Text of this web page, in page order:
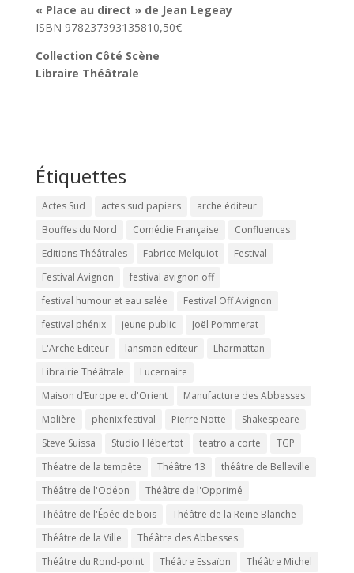
« Place au direct » de Jean Legeay
ISBN 978237393135810,50€
Collection Côté Scène
Libraire Théâtrale
Étiquettes
Actes Sud actes sud papiers
arche éditeur
Bouffes du Nord
Comédie Française
Confluences
Editions Théâtrales
Fabrice Melquiot
Festival
Festival Avignon
festival avignon off
festival humour et eau salée
Festival Off Avignon
festival phénix
jeune public
Joël Pommerat
L'Arche Editeur
lansman editeur
Lharmattan
Librairie Théâtrale
Lucernaire
Maison d’Europe et d'Orient
Manufacture des Abbesses
Molière
phenix festival Pierre Notte
Shakespeare
Steve Suissa
Studio Hébertot teatro a corte
TGP
Théatre de la tempête
Théâtre 13
théâtre de Belleville
Théâtre de l'Odéon
Théâtre de l'Opprimé
Théâtre de l'Épée de bois
Théâtre de la Reine Blanche
Théâtre de la Ville
Théâtre des Abbesses
Théâtre du Rond-point
Théâtre Essaïon Théâtre Michel